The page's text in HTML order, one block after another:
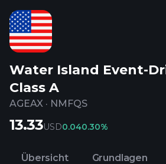
Water Island Event-
Class A
AGEAX · NMFQS
13.33USD0.040.30%
Übersicht Grundlagen